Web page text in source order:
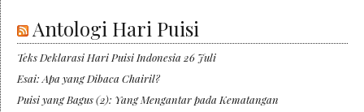
Antologi Hari Puisi
Teks Deklarasi Hari Puisi Indonesia 26 Juli
Esai: Apa yang Dibaca Chairil?
Puisi yang Bagus (2): Yang Mengantar pada Kematangan